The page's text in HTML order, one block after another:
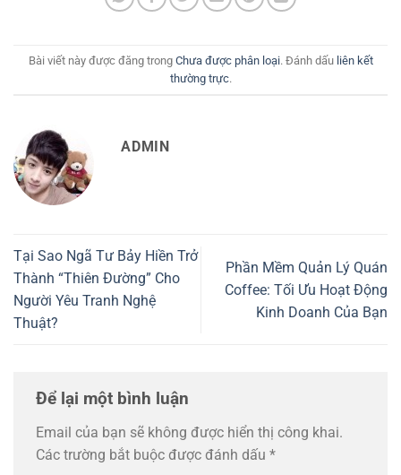
Bài viết này được đăng trong Chưa được phân loại. Đánh dấu liên kết
thường trực.
ADMIN
Tại Sao Ngã Tư Bảy Hiền Trở
Thành “Thiên Đường” Cho
Người Yêu Tranh Nghệ
Thuật?
Phần Mềm Quản Lý Quán
Coffee: Tối Ưu Hoạt Động
Kinh Doanh Của Bạn
Để lại một bình luận
Email của bạn sẽ không được hiển thị công khai.
Các trường bắt buộc được đánh dấu *